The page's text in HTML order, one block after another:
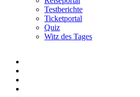
Testberichte
Ticketportal
Quiz
Witz des Tages